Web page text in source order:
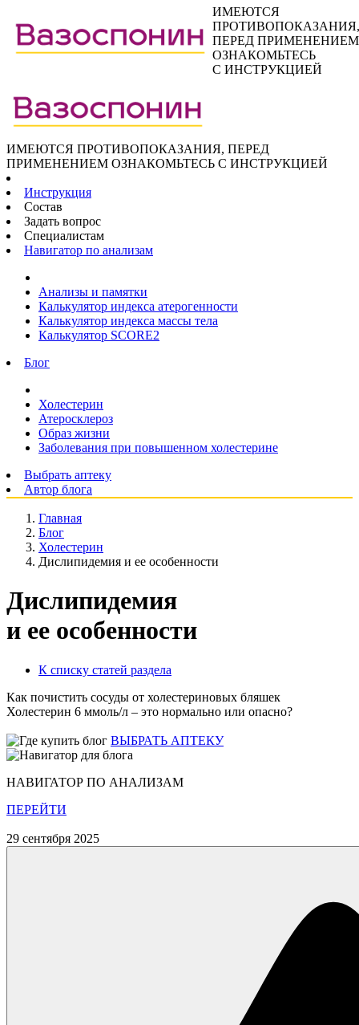
ИМЕЮТСЯ
ПРОТИВОПОКАЗАНИЯ,
ПЕРЕД ПРИМЕНЕНИЕМ
ОЗНАКОМЬТЕСЬ
С ИНСТРУКЦИЕЙ
ИМЕЮТСЯ ПРОТИВОПОКАЗАНИЯ, ПЕРЕД
ПРИМЕНЕНИЕМ ОЗНАКОМЬТЕСЬ С ИНСТРУКЦИЕЙ
Инструкция
Состав
Задать вопрос
Специалистам
Навигатор по анализам
Анализы и памятки
Калькулятор индекса атерогенности
Калькулятор индекса массы тела
Калькулятор SCORE2
Блог
Холестерин
Атеросклероз
Образ жизни
Заболевания при повышенном холестерине
Выбрать аптеку
Автор блога
Главная
Блог
Холестерин
Дислипидемия и ее особенности
Дислипидемия
и ее особенности
К списку статей раздела
Как почистить сосуды от холестериновых бляшек
Холестерин 6 ммоль/л – это нормально или опасно?
ВЫБРАТЬ АПТЕКУ
НАВИГАТОР ПО АНАЛИЗАМ
ПЕРЕЙТИ
29 сентября 2025